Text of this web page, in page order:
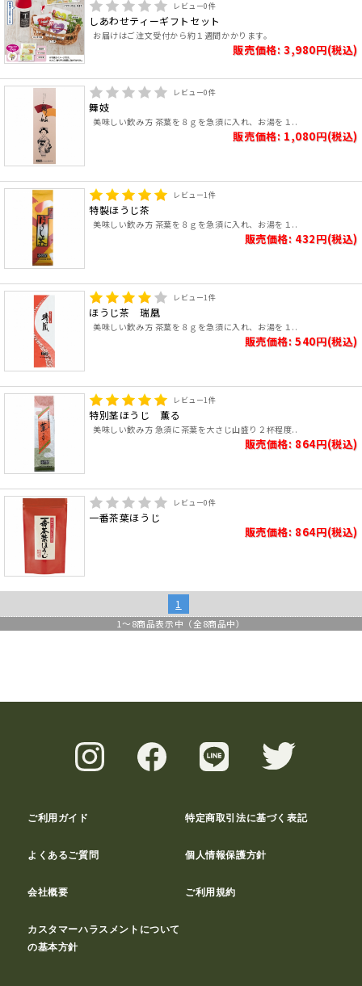
レビュー0件
しあわせティーギフトセット
お届けはご注文受付から約１週間かかります。
販売価格: 3,980円(税込)
レビュー0件
舞妓
美味しい飲み方 茶葉を８ｇを急須に入れ、お湯を１..
販売価格: 1,080円(税込)
レビュー1件
特製ほうじ茶
美味しい飲み方 茶葉を８ｇを急須に入れ、お湯を１..
販売価格: 432円(税込)
レビュー1件
ほうじ茶 瑞凰
美味しい飲み方 茶葉を８ｇを急須に入れ、お湯を１..
販売価格: 540円(税込)
レビュー1件
特別茎ほうじ 薫る
美味しい飲み方 急須に茶葉を大さじ山盛り２杯程度..
販売価格: 864円(税込)
レビュー0件
一番茶葉ほうじ
販売価格: 864円(税込)
1
1～8商品表示中（全8商品中）
ご利用ガイド 特定商取引法に基づく表記
よくあるご質問 個人情報保護方針
会社概要 ご利用規約
カスタマーハラスメントについて
の基本方針